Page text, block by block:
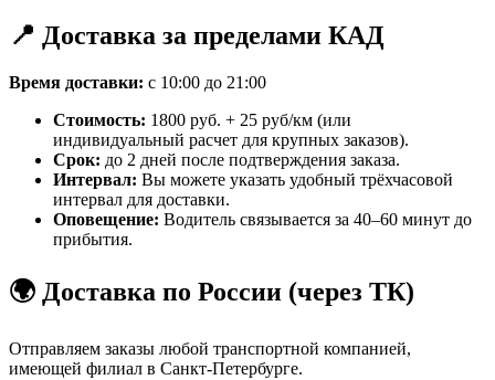
📍 Доставка за пределами КАД
Время доставки: с 10:00 до 21:00
Стоимость: 1800 руб. + 25 руб/км (или
индивидуальный расчет для крупных заказов).
Срок: до 2 дней после подтверждения заказа.
Интервал: Вы можете указать удобный трёхчасовой
интервал для доставки.
Оповещение: Водитель связывается за 40–60 минут до
прибытия.
🌍 Доставка по России (через ТК)
Отправляем заказы любой транспортной компанией,
имеющей филиал в Санкт-Петербурге.